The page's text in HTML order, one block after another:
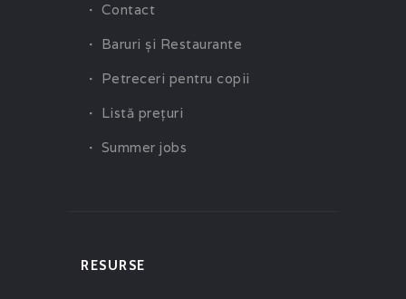
Contact
Baruri şi Restaurante
Petreceri pentru copii
Listă preţuri
Summer jobs
RESURSE